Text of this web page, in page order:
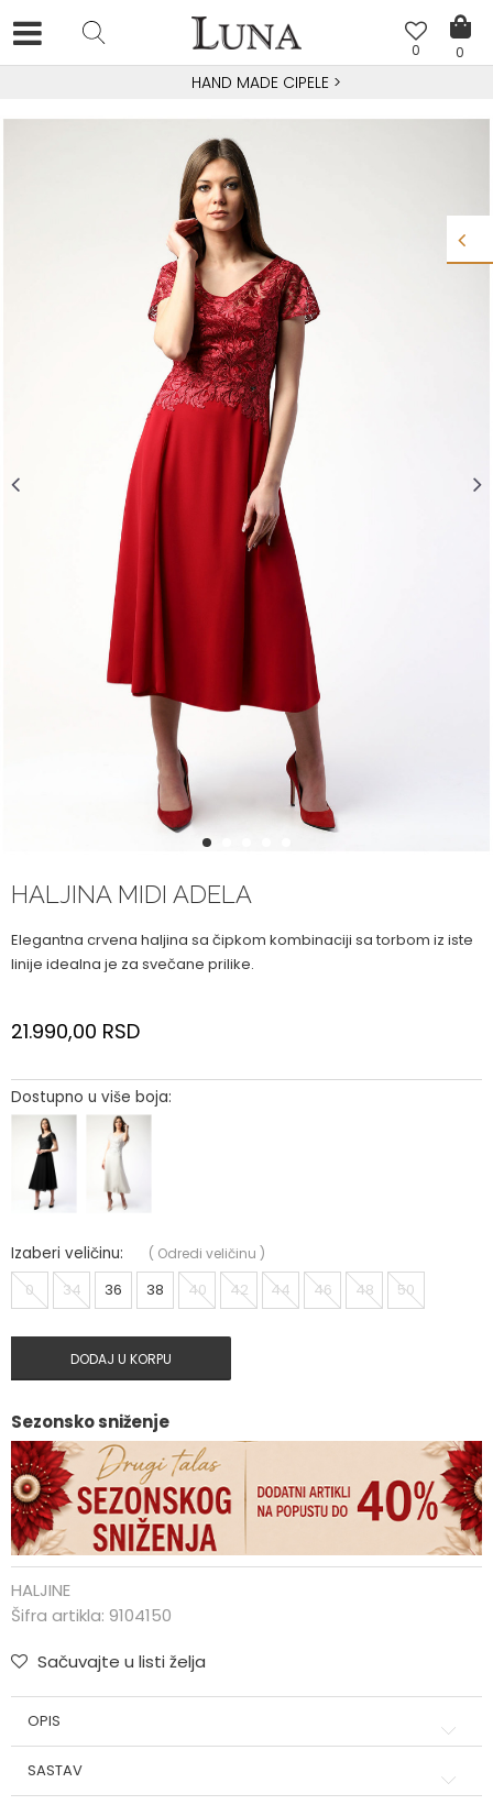
0
0
HAND MADE CIPELE>
1
HALJINA MIDI ADELA
Elegantna crvena haljina sa čipkom kombinaciji sa torbom iz iste
linije idealna je za svečane prilike.
21.990,00 RSD
Dostupno u više boja:
Izaberi veličinu: ( Odredi veličinu )
0 34 36 38 40 42 44 46 48 50
DODAJ U KORPU
Sezonsko sniženje
HALJINE
Šifra artikla: 9104150
Sačuvajte u listi želja
OPIS
SASTAV